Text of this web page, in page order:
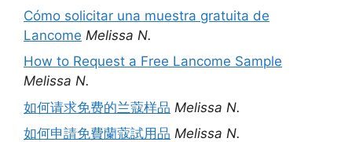
Cómo solicitar una muestra gratuita de
Lancome Melissa N.
How to Request a Free Lancome Sample
Melissa N.
如何请求免费的兰蔻样品 Melissa N.
如何申請免費蘭蔻試用品 Melissa N.